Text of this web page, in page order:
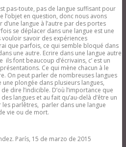
pas-toute, pas de langue suffisant pour
en question, donc nous avons
langue à l’autre par des portes
se déplacer dans une langue est une
savoir des expériences
que parfois, ce qui semble bloqué dans
une autre. Ecrire dans une langue autre
font beaucoup d’écrivains, c’ est un
Ce qui mène chacun à le
On peut parler de nombreuses langues
plongée dans plusieurs langues,
dire l’indicible. D’où l’importance que
langues et au fait qu’au-delà d’être un
parlêtres, parler dans une langue
vie ou de mort.
15 de marzo de 2015